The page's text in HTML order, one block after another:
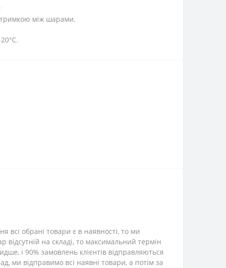
між шарами.
всі обрані товари є в наявності, то ми
відсутній на складі, то максимальний термін
і 90% замовлень клієнтів відправляються
ми відправимо всі наявні товари, а потім за